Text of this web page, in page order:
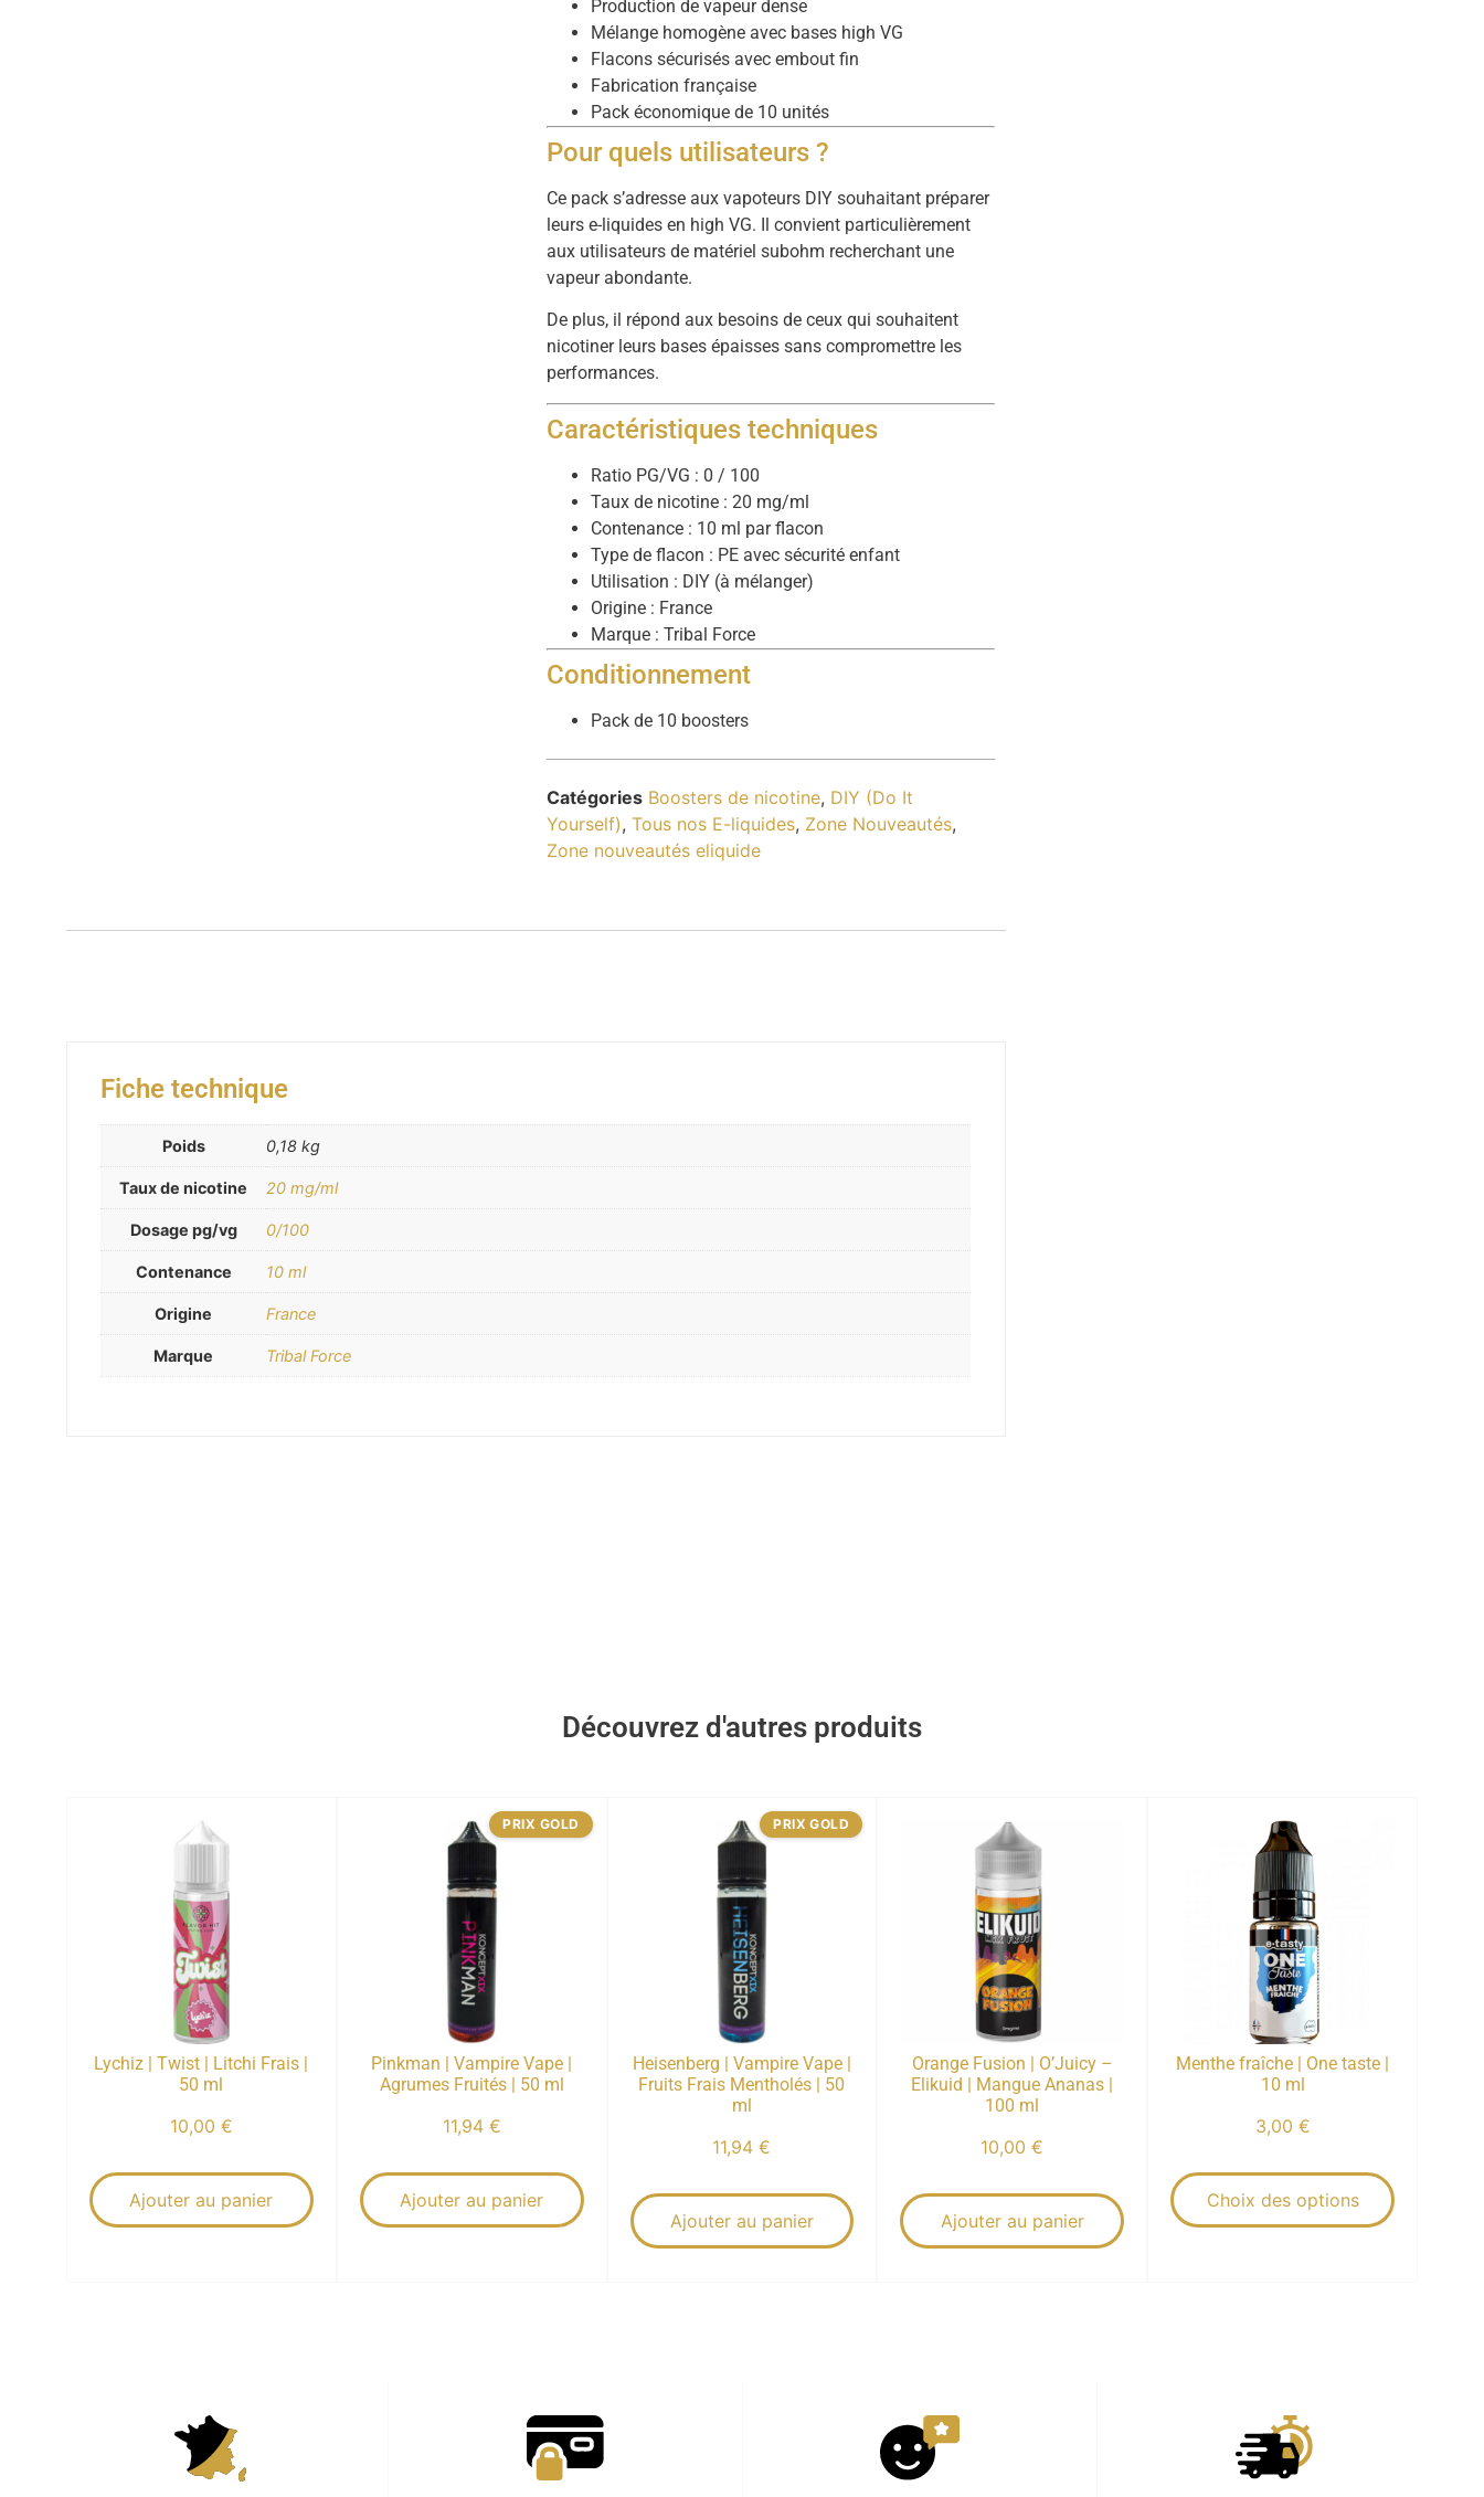
Production de vapeur dense
Mélange homogène avec bases high VG
Flacons sécurisés avec embout fin
Fabrication française
Pack économique de 10 unités
Pour quels utilisateurs ?
Ce pack s’adresse aux vapoteurs DIY souhaitant préparer
leurs e-liquides en high VG. Il convient particulièrement
aux utilisateurs de matériel subohm recherchant une
vapeur abondante.
De plus, il répond aux besoins de ceux qui souhaitent
nicotiner leurs bases épaisses sans compromettre les
performances.
Caractéristiques techniques
Ratio PG/VG : 0 / 100
Taux de nicotine : 20 mg/ml
Contenance : 10 ml par flacon
Type de flacon : PE avec sécurité enfant
Utilisation : DIY (à mélanger)
Origine : France
Marque : Tribal Force
Conditionnement
Pack de 10 boosters
Catégories Boosters de nicotine, DIY (Do It
Yourself),Tous nos E-liquides, Zone Nouveautés,
Zone nouveautés eliquide
Fiche technique
Poids 0,18 kg
Taux de nicotine 20 mg/ml
Dosage pg/vg 0/100
Contenance 10 ml
Origine France
Marque Tribal Force
Découvrez d'autres produits
Lychiz | Twist | Litchi Frais |
50 ml
10,00 €
Ajouter au panier
Pinkman | Vampire Vape |
Agrumes Fruités | 50 ml
11,94 €
Ajouter au panier
PRIX GOLD
Heisenberg | Vampire Vape |
Fruits Frais Mentholés | 50
ml
11,94€
Ajouter au panier
PRIX GOLD
Orange Fusion | O’Juicy –
Elikuid | Mangue Ananas |
100 ml
10,00€
Ajouter au panier
Menthe fraîche | One taste |
10 ml
3,00 €
Choix des options